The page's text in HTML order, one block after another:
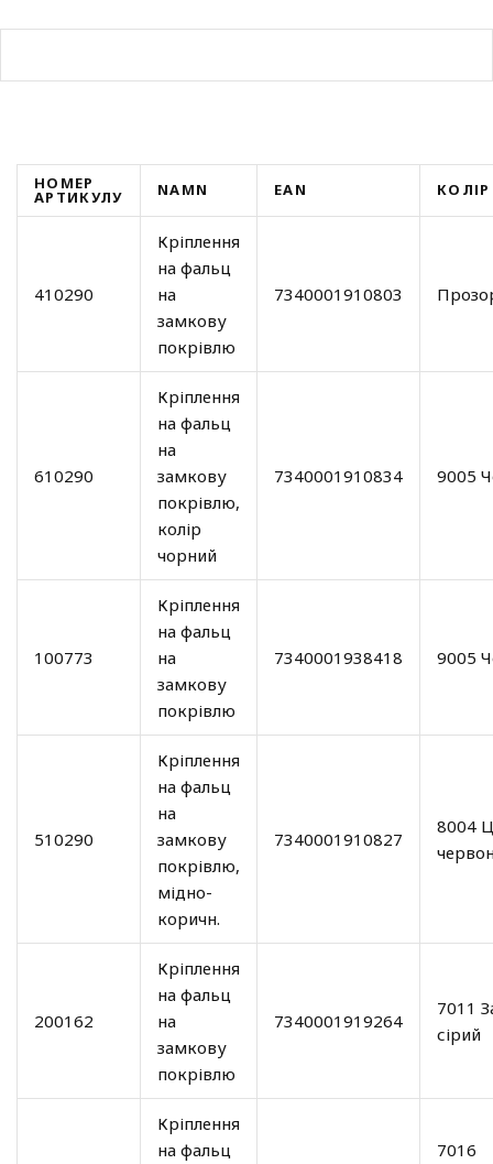
НОМЕР
АРТИКУЛУ NAMN EAN КОЛІР
410290
Кріплення
на фальц
на
замкову
покрівлю
7340001910803
610290
Кріплення
на фальц
на
замкову
покрівлю,
колір
чорний
7340001910834 9005
100773
Кріплення
на фальц
на
замкову
покрівлю
7340001938418 9005
510290
Кріплення
на фальц
на
замкову
покрівлю,
мідно-
коричн.
7340001910827
8004
200162
Кріплення
на фальц
на
замкову
покрівлю
7340001919264
7011
сірий
Кріплення
на фальц
7016